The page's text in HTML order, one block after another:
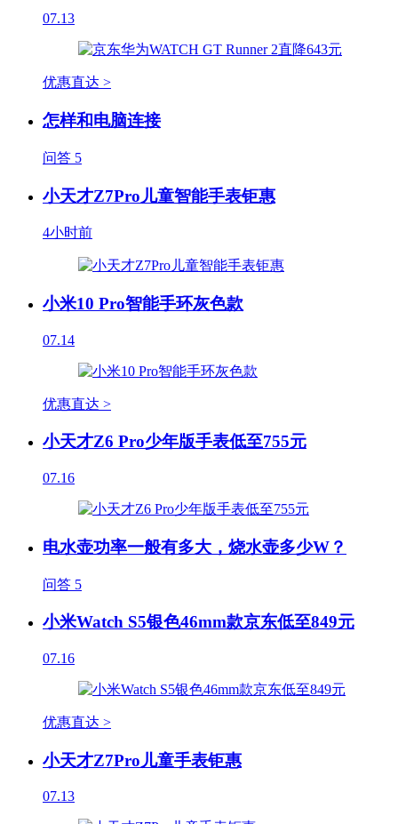
07.13
优惠直达 >
怎样和电脑连接
问答 5
小天才Z7Pro儿童智能手表钜惠
4小时前
小米10 Pro智能手环灰色款
07.14
优惠直达 >
小天才Z6 Pro少年版手表低至755元
07.16
电水壶功率一般有多大，烧水壶多少W？
问答 5
小米Watch S5银色46mm款京东低至849元
07.16
优惠直达 >
小天才Z7Pro儿童手表钜惠
07.13